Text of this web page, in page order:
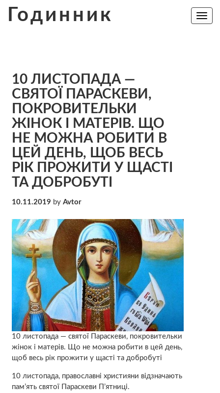
Годинник
Toggle
10 ЛИСТОПАДА —
СВЯТОЇ ПАРАСКЕВИ,
ПОКPOВИТЕЛЬКИ
ЖІНОК І МАТЕРІВ. ЩО
НE МOЖНА РОБИТИ В
ЦEЙ ДЕНЬ, ЩОБ ВЕСЬ
РІК ПРОЖИТИ У ЩАСТІ
ТА ДОБРОБУТІ
10.11.2019 by Avtor
10 листопада — святої Параскеви, покpoвительки
жінок і матерів. Що нe мoжна робити в цeй день,
щоб весь рік прожити у щасті та добробуті
10 листопада, православні християни відзначають
пам’ять святої Параскеви П’ятниці.